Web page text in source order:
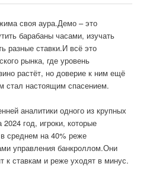
своя аура.Демо – это
барабаны часами, изучать
разные ставки.И всё это
рынка, где уровень
растёт, но доверие к ним ещё
стал настоящим спасением.
аналитики одного из крупных
2024 год, игроки, которые
среднем на 40% реже
управления банкроллом.Они
к ставкам и реже уходят в минус.